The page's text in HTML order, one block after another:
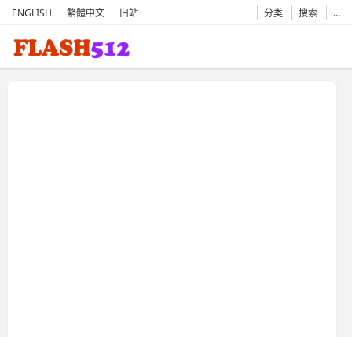
ENGLISH 繁體中文 旧站 分类 搜索 …